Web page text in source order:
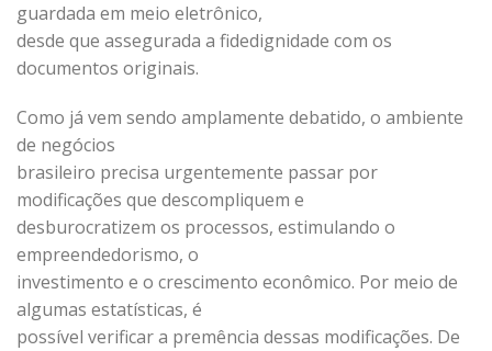
guardada em meio eletrônico,
desde que assegurada a fidedignidade com os
documentos originais.
Como já vem sendo amplamente debatido, o ambiente
de negócios
brasileiro precisa urgentemente passar por
modificações que descompliquem e
desburocratizem os processos, estimulando o
empreendedorismo, o
investimento e o crescimento econômico. Por meio de
algumas estatísticas, é
possível verificar a premência dessas modificações. De